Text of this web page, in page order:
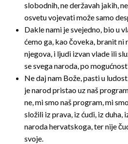
slobodnih, ne deržavah jakih,
osvetu vojevati može samo
Dakle nami je svejedno, bio u
ćemo ga, kao čoveka, branit ni
njegova, i ljudi izvan vlade ili
se svega naroda, po
Ne daj nam Bože, pasti u
je narod pristao uz naš
ne, mi smo naš program, mi
složili iz prava, iz ćudi, iz
naroda hervatskoga, ter nije
svoje.